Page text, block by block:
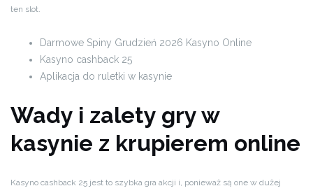
ten slot.
Darmowe Spiny Grudzień 2026 Kasyno Online
Kasyno cashback 25
Aplikacja do ruletki w kasynie
Wady i zalety gry w
kasynie z krupierem online
Kasyno cashback 25 jest to szybka gra akcji i, ponieważ są one w dużej